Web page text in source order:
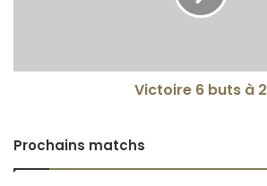
Victoire 6 buts à 2
Prochains matchs